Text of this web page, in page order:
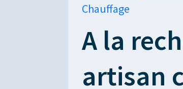
Chauffage
A la
artisan